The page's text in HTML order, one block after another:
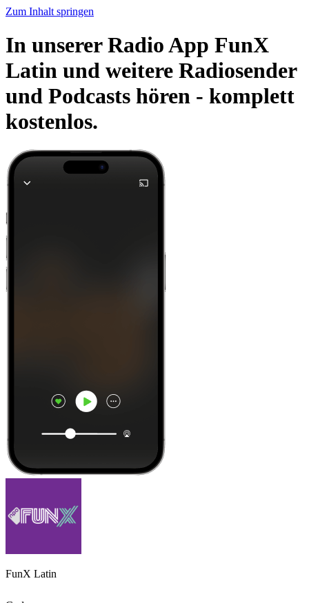
Zum Inhalt springen
In unserer Radio App FunX
Latin und weitere Radiosender
und Podcasts hören - komplett
kostenlos.
FunX Latin